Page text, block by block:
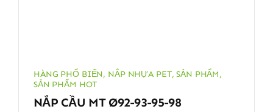
HÀNG PHỔ BIẾN, NẮP NHỰA PET,SẢN PHẨM,
SẢN PHẨM HOT
NẮP CẦU MT Ø92-93-95-98